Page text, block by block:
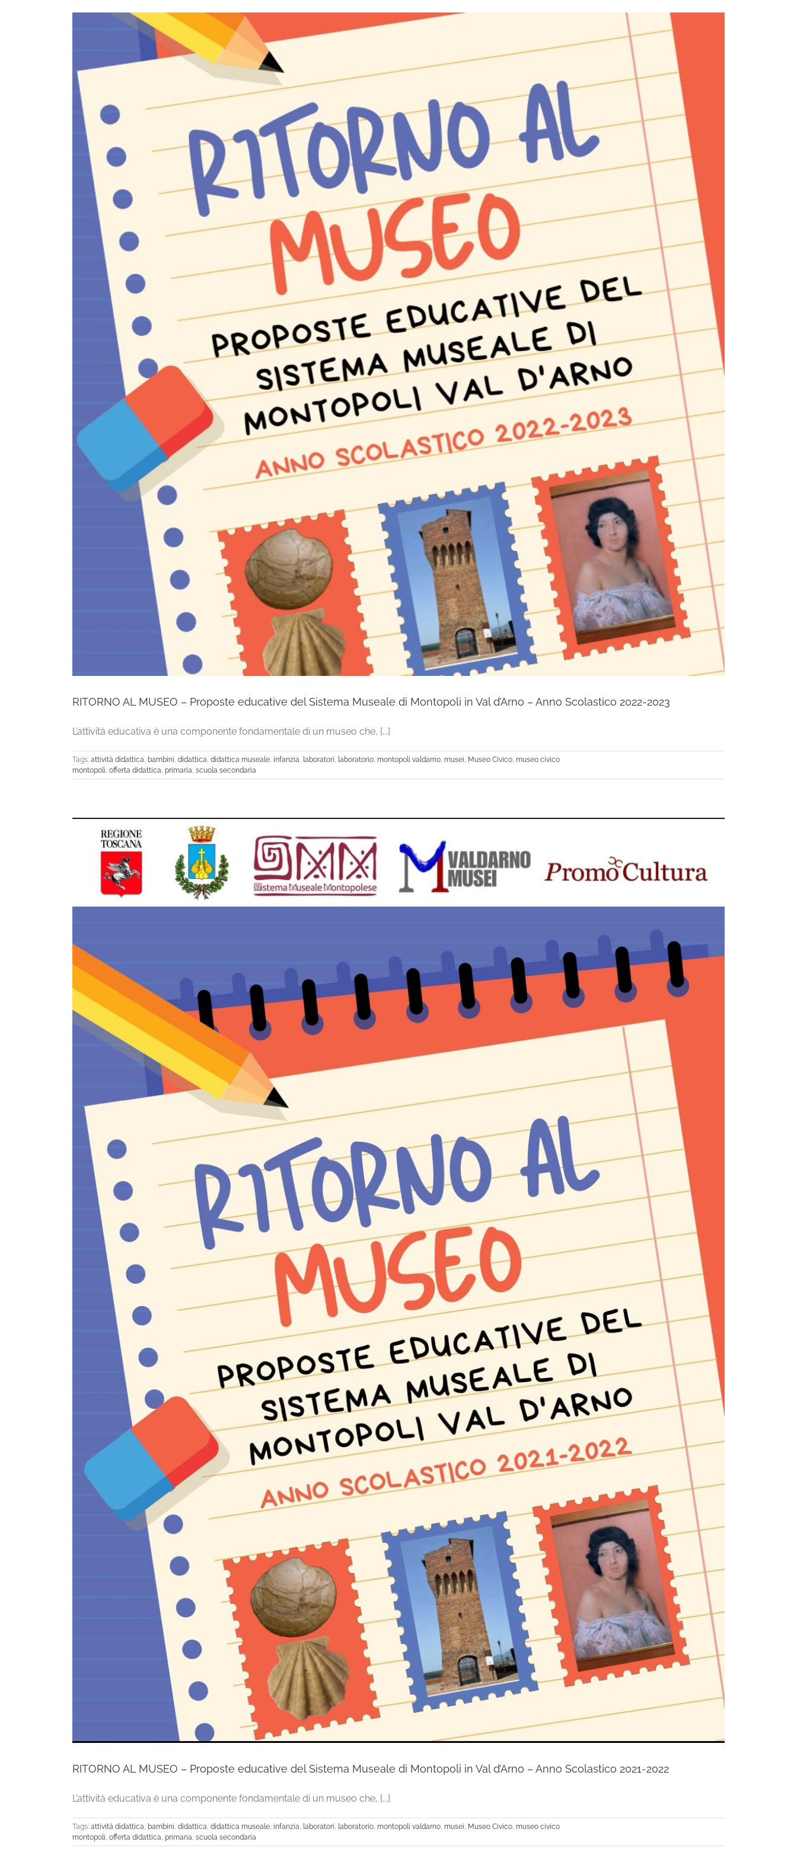
RITORNO AL MUSEO – Proposte educative del Sistema Museale di Montopoli in Val d’Arno – Anno Scolastico 2022-2023
L’attività educativa è una componente fondamentale di un museo che, [...]
Tags: attività didattica, bambini, didattica, didattica museale, infanzia, laboratori, laboratorio, montopoli valdarno, musei, Museo Civico, museo civico
montopoli, offerta didattica, primaria, scuola secondaria
RITORNO AL MUSEO – Proposte educative del Sistema Museale di Montopoli in Val d’Arno – Anno Scolastico 2021-2022
L’attività educativa è una componente fondamentale di un museo che, [...]
Tags: attività didattica, bambini, didattica, didattica museale, infanzia, laboratori, laboratorio, montopoli valdarno, musei, Museo Civico, museo civico
montopoli, offerta didattica, primaria, scuola secondaria